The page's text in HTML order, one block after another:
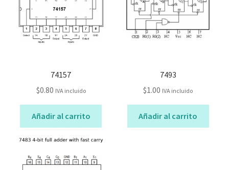
74157
$0.80 IVA incluido
Añadir al carrito
7493
$1.00 IVA incluido
Añadir al carrito